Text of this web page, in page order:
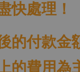
快處理！
的付款金
的費用為